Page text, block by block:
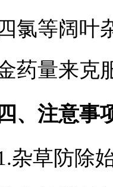
氯等阔叶
药量来克
、注意事
草防除始